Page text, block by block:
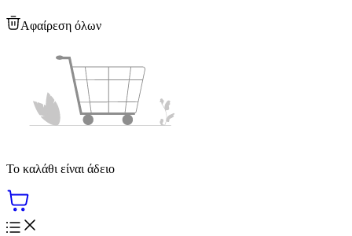
Αφαίρεση όλων
Το καλάθι είναι άδειο